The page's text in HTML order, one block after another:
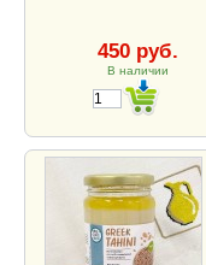
450 руб.
В наличии